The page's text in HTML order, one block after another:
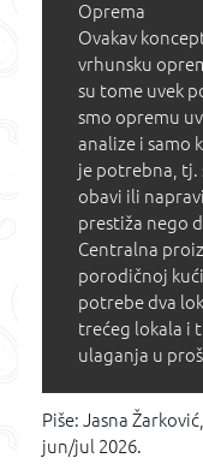
Oprema
Ovakav
vrhunsku
su tome uvek
smo opremu
analize i samo
je potrebna, tj.
obavi ili
prestiža nego
Centralna
porodičnoj
potrebe dva
trećeg lokala i
ulaganja u
Piše: Jasna
jun/jul 2026.